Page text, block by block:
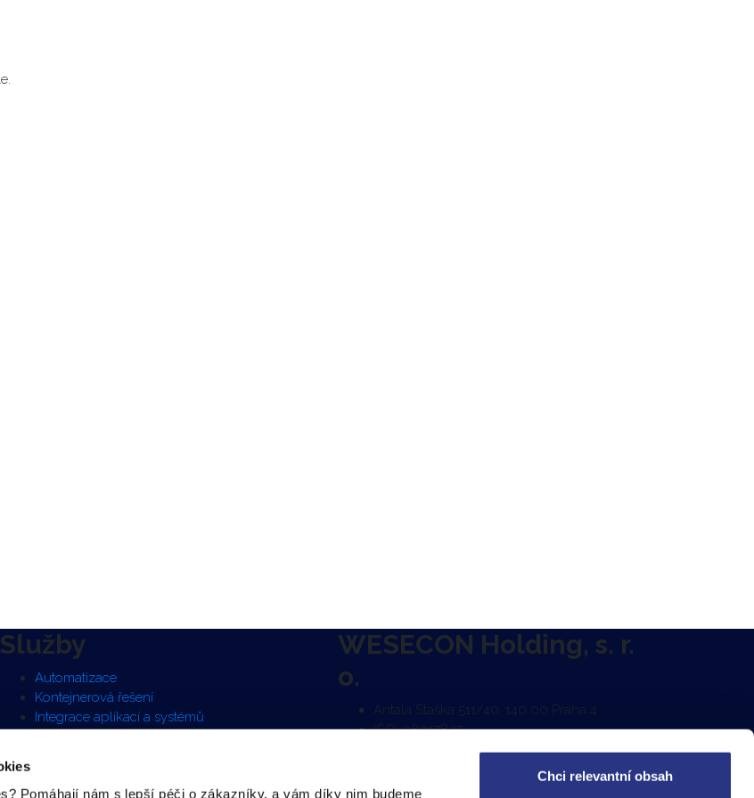
Pomáhají nám s lepší péči o zákazníky, a vám díky nim budeme
Chci relevantní obsah
Služby
Automatizace
Kontejnerová řešení
Integrace aplikací a systémů
WESECON Holding, s. r.
o.
Antala Staška 511/40, 140 00 Praha 4
IČO: 08917825
DIČ: CZ 08917825
Zapsáno v OR u Městského soudu v Praze
ve složce C 327511